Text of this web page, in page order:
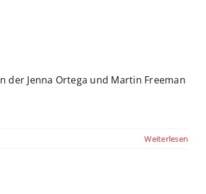
der Jenna Ortega und Martin Freeman
Weiterlesen